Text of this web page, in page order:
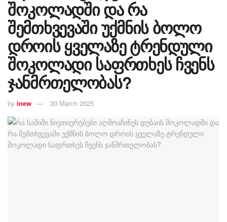
შოკოლადში და რა
შემთხვევაში უქმნის ბოლო
დროის ყველაზე ტრენდული
შოკოლადი საფრთხეს ჩვენს
ჯანმრთელობას?
by inew 30 March 2025